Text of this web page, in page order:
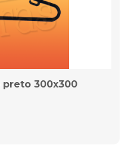
300x300